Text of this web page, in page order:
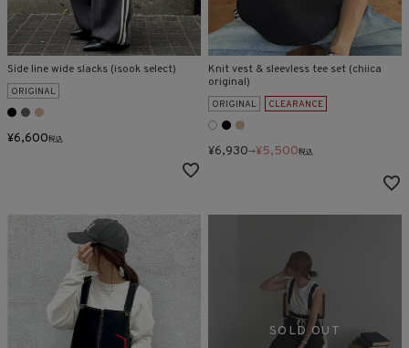
Side line wide slacks (isook select)
ORIGINAL
¥6,600税込
Knit vest & sleevless tee set (chiica
original)
ORIGINAL CLEARANCE
¥6,930→¥5,500税込